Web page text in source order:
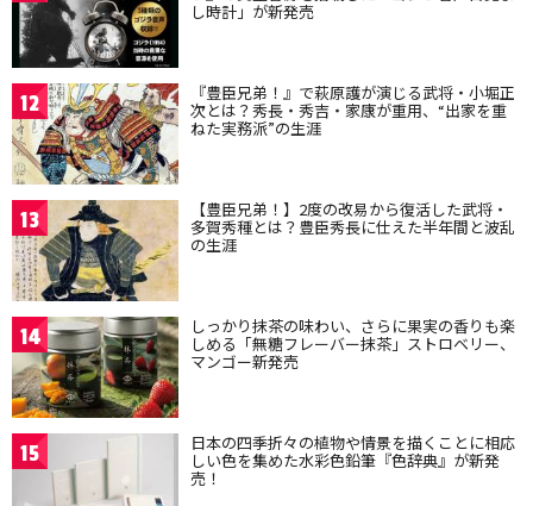
し時計」が新発売
12 『豊臣兄弟！』で萩原護が演じる武将・小堀正
次とは？秀長・秀吉・家康が重用、“出家を重
ねた実務派”の生涯
13 【豊臣兄弟！】2度の改易から復活した武将・
多賀秀種とは？豊臣秀長に仕えた半年間と波乱
の生涯
14 しっかり抹茶の味わい、さらに果実の香りも楽
しめる「無糖フレーバー抹茶」ストロベリー、
マンゴー新発売
15 日本の四季折々の植物や情景を描くことに相応
しい色を集めた水彩色鉛筆『色辞典』が新発
売！